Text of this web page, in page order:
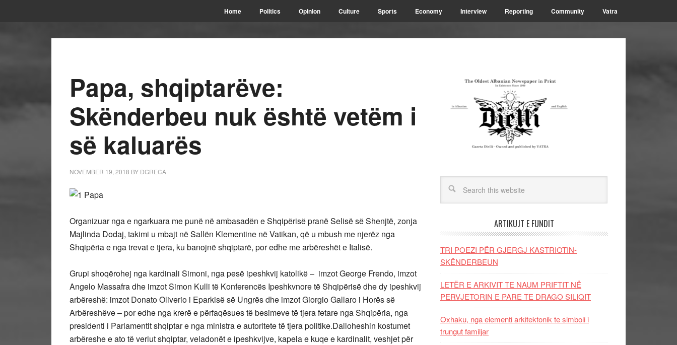
Home Politics Opinion Culture Sports Economy Interview Reporting Community Vatra
Papa, shqiptarëve:
Skënderbeu nuk është vetëm i
së kaluarës
NOVEMBER 19, 2018 BY DGRECA
Organizuar nga e ngarkuara me punë në ambasadën e Shqipërisë pranë Selisë së Shenjtë, zonja
Majlinda Dodaj, takimi u mbajt në Sallën Klementine në Vatikan, që u mbush me njerëz nga
Shqipëria e nga trevat e tjera, ku banojnë shqiptarë, por edhe me arbëreshët e Italisë.
Grupi shoqërohej nga kardinali Simoni, nga pesë ipeshkvij katolikë – imzot George Frendo, imzot
Angelo Massafra dhe imzot Simon Kulli të Konferencës Ipeshkvnore të Shqipërisë dhe dy ipeshkvij
arbëreshë: imzot Donato Oliverio i Eparkisë së Ungrës dhe imzot Giorgio Gallaro i Horës së
Arbëreshëve – por edhe nga krerë e përfaqësues të besimeve të tjera fetare nga Shqipëria, nga
presidenti i Parlamentit shqiptar e nga ministra e autoritete të tjera politike.Dalloheshin kostumet
arbëreshe e ato të veriut shqiptar, veladonët e ipeshkvijve, kapela e kuqe e kardinalit, veshjet për
ARTIKUJT E FUNDIT
TRI POEZI PËR GJERGJ KASTRIOTIN-
SKËNDERBEUN
LETËR E ARKIVIT TE NAUM PRIFTIT NË
PERVJETORIN E PARE TE DRAGO SILIQIT
Oxhaku, nga elementi arkitektonik te simboli i
trungut familjar